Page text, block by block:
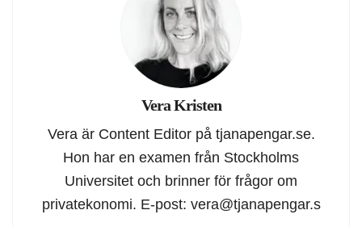
Vera Kristen
Vera är Content Editor på tjanapengar.se.
Hon har en examen från Stockholms
Universitet och brinner för frågor om
privatekonomi. E-post: vera@tjanapengar.s